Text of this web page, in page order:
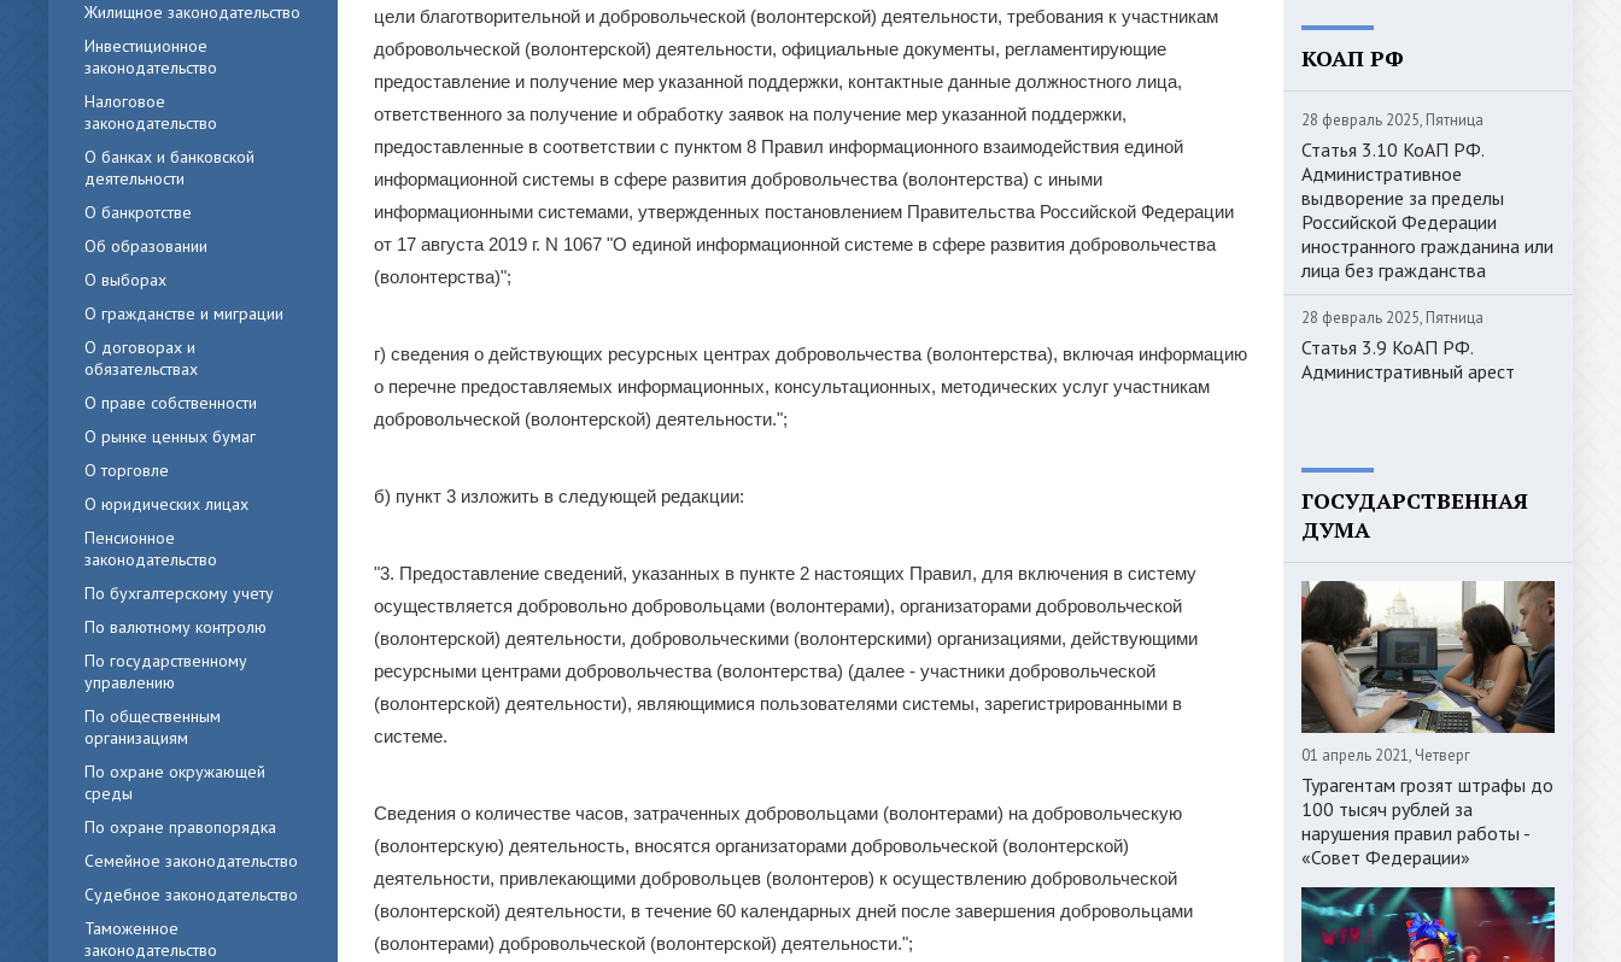
Жилищное законодательство
Инвестиционное
законодательство
Налоговое
законодательство
О банках и банковской
деятельности
О банкротстве
Об образовании
О выборах
О гражданстве и миграции
О договорах и
обязательствах
О праве собственности
О рынке ценных бумаг
О торговле
О юридических лицах
Пенсионное
законодательство
По бухгалтерскому учету
По валютному контролю
По государственному
управлению
По общественным
организациям
По охране окружающей
среды
По охране правопорядка
Семейное законодательство
Судебное законодательство
Таможенное
законодательство
цели благотворительной и добровольческой (волонтерской) деятельности, требования к участникам
добровольческой (волонтерской) деятельности, официальные документы, регламентирующие
предоставление и получение мер указанной поддержки, контактные данные должностного лица,
ответственного за получение и обработку заявок на получение мер указанной поддержки,
предоставленные в соответствии с пунктом 8 Правил информационного взаимодействия единой
информационной системы в сфере развития добровольчества (волонтерства) с иными
информационными системами, утвержденных постановлением Правительства Российской Федерации
от 17 августа 2019 г. N 1067 "О единой информационной системе в сфере развития добровольчества
(волонтерства)";
г) сведения о действующих ресурсных центрах добровольчества (волонтерства), включая информацию
о перечне предоставляемых информационных, консультационных, методических услуг участникам
добровольческой (волонтерской) деятельности.";
б) пункт 3 изложить в следующей редакции:
"3. Предоставление сведений, указанных в пункте 2 настоящих Правил, для включения в систему
осуществляется добровольно добровольцами (волонтерами), организаторами добровольческой
(волонтерской) деятельности, добровольческими (волонтерскими) организациями, действующими
ресурсными центрами добровольчества (волонтерства) (далее - участники добровольческой
(волонтерской) деятельности), являющимися пользователями системы, зарегистрированными в
системе.
Сведения о количестве часов, затраченных добровольцами (волонтерами) на добровольческую
(волонтерскую) деятельность, вносятся организаторами добровольческой (волонтерской)
деятельности, привлекающими добровольцев (волонтеров) к осуществлению добровольческой
(волонтерской) деятельности, в течение 60 календарных дней после завершения добровольцами
(волонтерами) добровольческой (волонтерской) деятельности.";
КОАП РФ
28 февраль 2025, Пятница
Статья 3.10 КоАП РФ.
Административное
выдворение за пределы
Российской Федерации
иностранного гражданина или
лица без гражданства
28 февраль 2025, Пятница
Статья 3.9 КоАП РФ.
Административный арест
ГОСУДАРСТВЕННАЯ
ДУМА
01 апрель 2021, Четверг
Турагентам грозят штрафы до
100 тысяч рублей за
нарушения правил работы -
«Совет Федерации»